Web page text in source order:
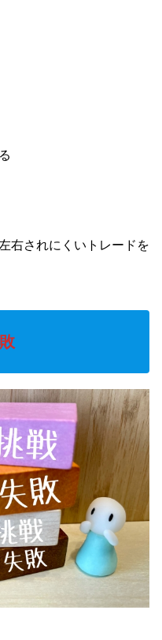
右されにくいトレードを